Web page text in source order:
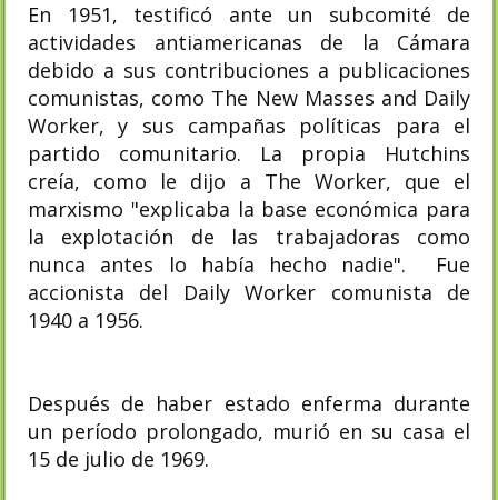
En 1951, testificó ante un subcomité de
actividades antiamericanas de la Cámara
debido a sus contribuciones a publicaciones
comunistas, como The New Masses and Daily
Worker, y sus campañas políticas para el
partido comunitario. La propia Hutchins
creía, como le dijo a The Worker, que el
marxismo "explicaba la base económica para
la explotación de las trabajadoras como
nunca antes lo había hecho nadie". Fue
accionista del Daily Worker comunista de
1940 a 1956.
Después de haber estado enferma durante
un período prolongado, murió en su casa el
15 de julio de 1969.